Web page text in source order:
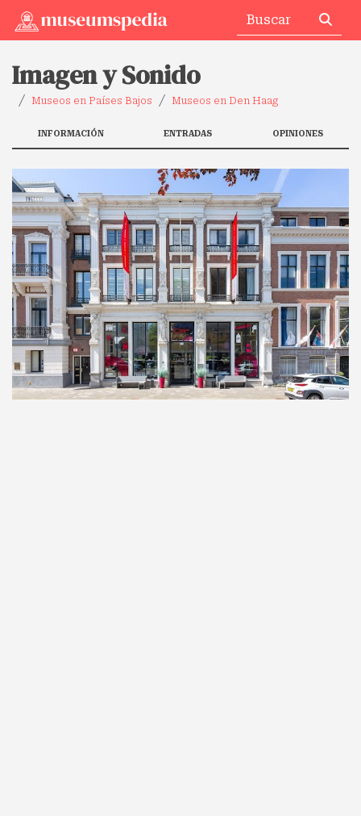
Imagen y Sonido
Museos en Países Bajos Museos en Den Haag
INFORMACIÓN ENTRADAS OPINIONES